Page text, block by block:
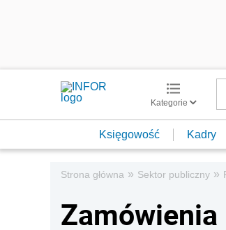
Kategorie
Księgowość Kadry
Strona główna » Sektor publiczny »